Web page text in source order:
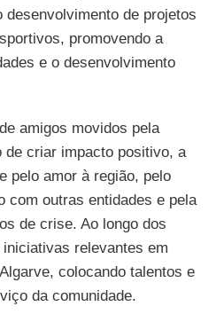
desenvolvimento de projetos
promovendo a
e o desenvolvimento
amigos movidos pela
de criar impacto positivo, a
pelo amor à região, pelo
com outras entidades e pela
de crise. Ao longo dos
relevantes em
colocando talentos e
da comunidade.